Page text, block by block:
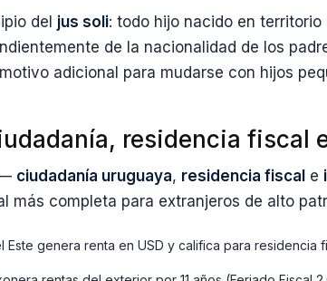
del jus soli: todo hijo nacido en
de la nacionalidad de los
adicional para mudarse con hijos
residencia fiscal
ciudadanía uruguaya, residencia fiscal e
más completa para extranjeros de alto
Este genera renta en USD y califica para residencia